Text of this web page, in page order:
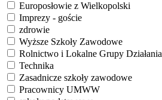
Europosłowie z Wielkopolski
Imprezy - goście
zdrowie
Wyższe Szkoły Zawodowe
Rolnictwo i Lokalne Grupy Działania
Technika
Zasadnicze szkoły zawodowe
Pracownicy UMWW